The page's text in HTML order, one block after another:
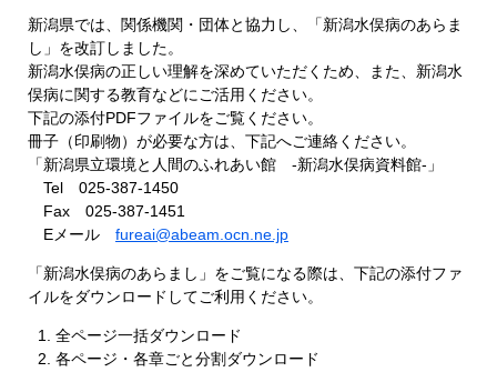
新潟県では、関係機関・団体と協力し、「新潟水俣病のあらま
し」を改訂しました。
新潟水俣病の正しい理解を深めていただくため、また、新潟水
俣病に関する教育などにご活用ください。
下記の添付PDFファイルをご覧ください。
冊子（印刷物）が必要な方は、下記へご連絡ください。
「新潟県立環境と人間のふれあい館 -新潟水俣病資料館-」
Tel 025-387-1450
Fax 025-387-1451
Eメール fureai@abeam.ocn.ne.jp
「新潟水俣病のあらまし」をご覧になる際は、下記の添付ファ
イルをダウンロードしてご利用ください。
全ページ一括ダウンロード
各ページ・各章ごと分割ダウンロード